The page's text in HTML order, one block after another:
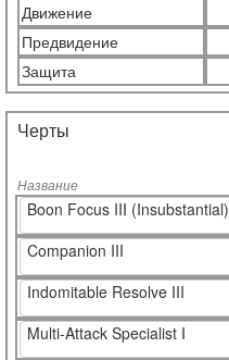
Движение
Предвидение
Защита
Черты
Название
Boon Focus III (Insubstantial)
Companion III
Indomitable Resolve III
Multi-Attack Specialist I